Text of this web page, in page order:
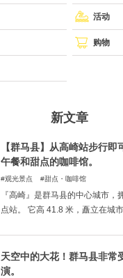
活动
购物
新文章
【群马县】从高崎站步行
午餐和甜点的咖啡馆。
观光景点 甜点・咖啡馆
『高崎』是群马县的中心城市
点站。 它高 41.8 米，矗立在城
音』，以绣球花而闻名『清水
地区作为群马县的观光据点。
类 "咖啡馆 "进行总结。 请继续阅
天空中的大花！群马县非常
演。